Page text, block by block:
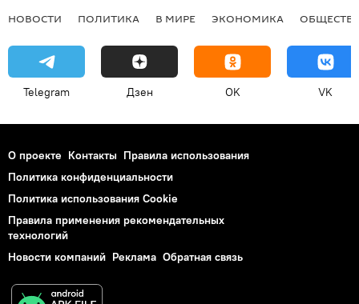
НОВОСТИ ПОЛИТИКА В МИРЕ ЭКОНОМИКА
Telegram Дзен OK VK
О проекте Контакты Правила использования
Политика конфиденциальности
Политика использования Cookie
Правила применения рекомендательных
технологий
Новости компаний Реклама Обратная связь